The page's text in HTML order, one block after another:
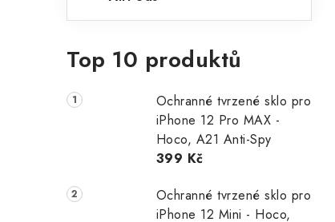
Top 10 produktů
Ochranné tvrzené sklo pro
iPhone 12 Pro MAX -
Hoco, A21 Anti-Spy
399 Kč
Ochranné tvrzené sklo pro
iPhone 12 Mini - Hoco,